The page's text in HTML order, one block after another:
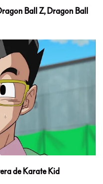
Ball Z, Dragon Ball
de Karate Kid